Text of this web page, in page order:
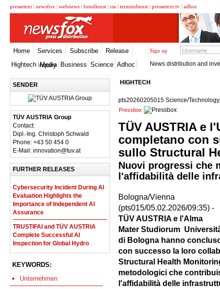
pressetext | newsfox | webnews | fotodienst | rss | termindienst | pressetext.tv | adhoc
Home Services Subscribe
Release
Inquiry
Sign up
Hightech Media Business Science Adhoc News distribution and
SENDER
TÜV AUSTRIA Group
Contact:
Dipl.-Ing. Christoph Schwald
Phone: +43 50 454 0
E-Mail: innovation@tuv.at
FURTHER RELEASES
Cybersecurity Incident During AI
Evaluation Highlights the
Importance of Independent AI
Assurance
TRUSTIFAI and TÜV AUSTRIA
Complete Successful AI
Inspection for Global Hydro
KEYWORDS:
Unternehmen
HIGHTECH
pts20260205015 Science/
Pressbox
TÜV AUSTRIA e
completano con
sullo Structural
Nuovi progressi che
l'affidabilità delle
Bologna/Vienna
(pts015/05.02.2026/09:35) -
TÜV AUSTRIA e l'Alma
Mater Studiorum 
di Bologna hanno
con successo la loro
Structural Health
metodologici che
l'affidabilità delle